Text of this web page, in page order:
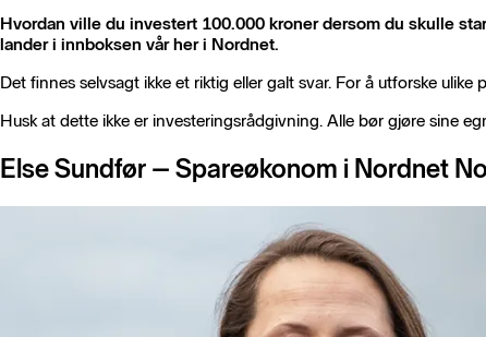
Hvordan ville du investert 100.000 kroner dersom du skulle
lander i innboksen vår her i Nordnet.
Det finnes selvsagt ikke et riktig eller galt svar. For å utforske
Husk at dette ikke er investeringsrådgivning. Alle bør gjøre sine
Else Sundfør – Spareøkonom i Nordnet